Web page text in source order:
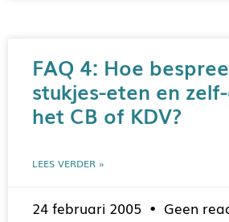
FAQ 4: Hoe
stukjes-eten en
het CB of KDV?
LEES VERDER »
24 februari 2005 Geen